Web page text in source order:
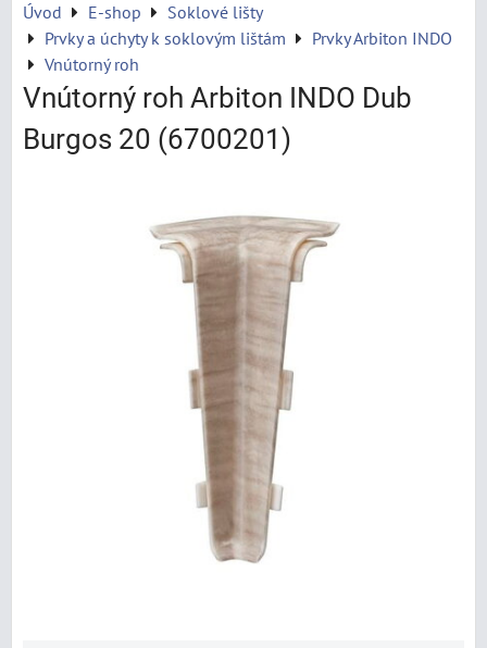
Úvod E-shop
Soklové lišty
Prvky a úchyty k soklovým lištám
Prvky Arbiton INDO
Vnútorný roh
Vnútorný roh Arbiton INDO Dub
Burgos 20 (6700201)